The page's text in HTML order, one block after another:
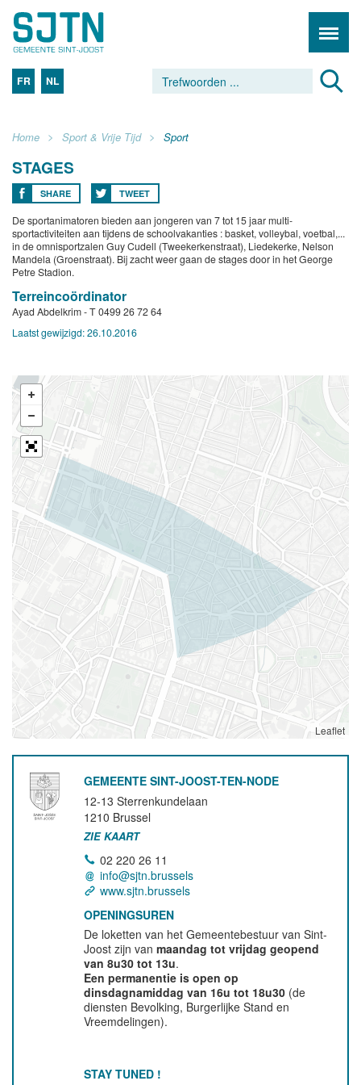
FR NL
Home Sport & Vrije Tijd Sport
STAGES
SHARE TWEET
De sportanimatoren bieden aan jongeren van 7 tot 15 jaar multi-
sportactiviteiten aan tijdens de schoolvakanties : basket, volleybal, voetbal,...
in de omnisportzalen Guy Cudell (Tweekerkenstraat), Liedekerke, Nelson
Mandela (Groenstraat). Bij zacht weer gaan de stages door in het George
Petre Stadion.
Terreincoördinator
Ayad Abdelkrim - T 0499 26 72 64
Laatst gewijzigd:26.10.2016
Leaflet
GEMEENTE SINT-JOOST-TEN-NODE
12-13 Sterrenkundelaan
1210 Brussel
ZIE KAART
02 220 26 11
info@sjtn.brussels
www.sjtn.brussels
OPENINGSUREN
De loketten van het Gemeentebestuur van Sint-
Joost zijn vanmaandag tot vrijdag geopend
van 8u30 tot 13u.
Een permanentie is open op
dinsdagnamiddag van 16u tot 18u30 (de
diensten Bevolking, Burgerlijke Stand en
Vreemdelingen).
STAY TUNED !